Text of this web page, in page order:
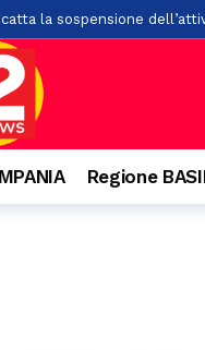
la sospensione
campana arrivata dal Vallo
commercianti segnalati
per bruciare un nido di
finisce in ospedale
campane
Regione